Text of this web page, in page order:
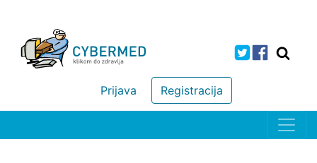
Registracija
Prijava